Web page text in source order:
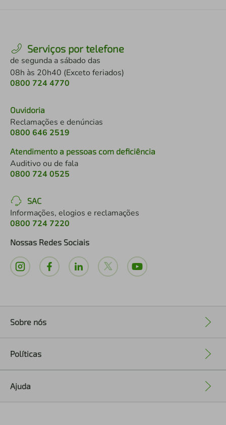
Serviços por telefone
de segunda a sábado das
08h às 20h40 (Exceto feriados)
0800 724 4770
Ouvidoria
Reclamações e denúncias
0800 646 2519
Atendimento a pessoas com deficiência
Auditivo ou de fala
0800 724 0525
SAC
Informações, elogios e reclamações
0800 724 7220
Nossas Redes Sociais
Sobre nós
Políticas
Ajuda